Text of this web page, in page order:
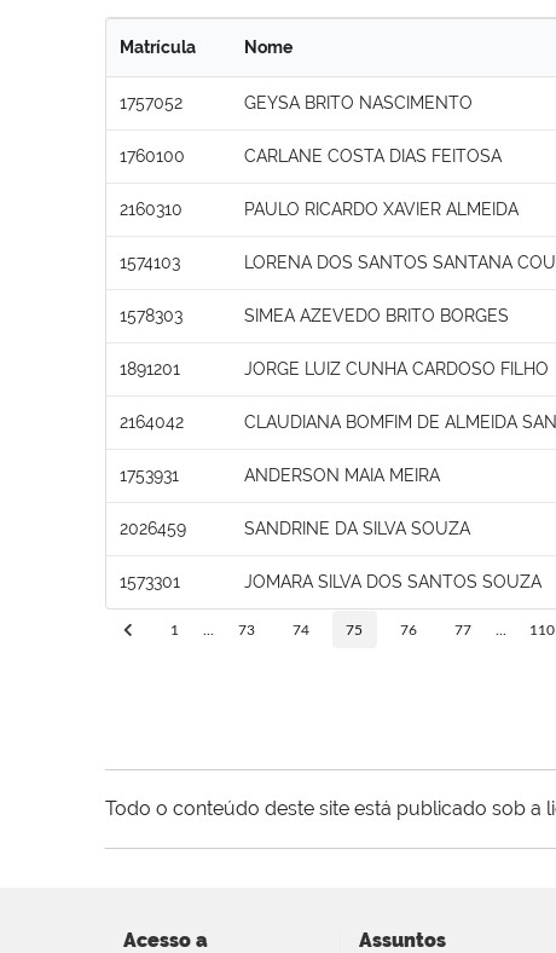
Matrícula Nome
1757052 GEYSA BRITO NASCIMENTO
1760100 CARLANE COSTA DIAS FEITOSA
2160310 PAULO RICARDO XAVIER ALMEIDA
1574103 LORENA DOS SANTOS SANTANA
1578303 SIMEA AZEVEDO BRITO BORGES
1891201 JORGE LUIZ CUNHA CARDOSO FILHO
2164042 CLAUDIANA BOMFIM DE ALMEIDA
1753931 ANDERSON MAIA MEIRA
2026459 SANDRINE DA SILVA SOUZA
1573301 JOMARA SILVA DOS SANTOS SOUZA
1 73 74 75 76 77 110
Todo o conteúdo deste site está publicado sob a
Acesso a
Assuntos